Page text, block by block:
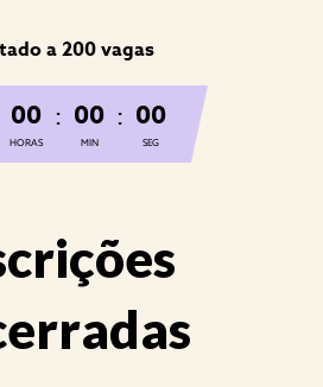
a 200 vagas
00
HORAS
: 00
MIN
: 00
SEG